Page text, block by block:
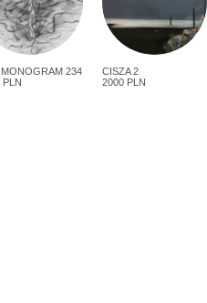
234
PLN
CISZA 2
2000 PLN